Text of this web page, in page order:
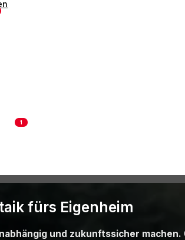
fürs Eigenheim
und zukunftssicher machen.